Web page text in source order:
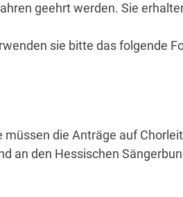
geehrt werden. Sie
sie bitte das folgende
die Anträge auf
an den Hessischen